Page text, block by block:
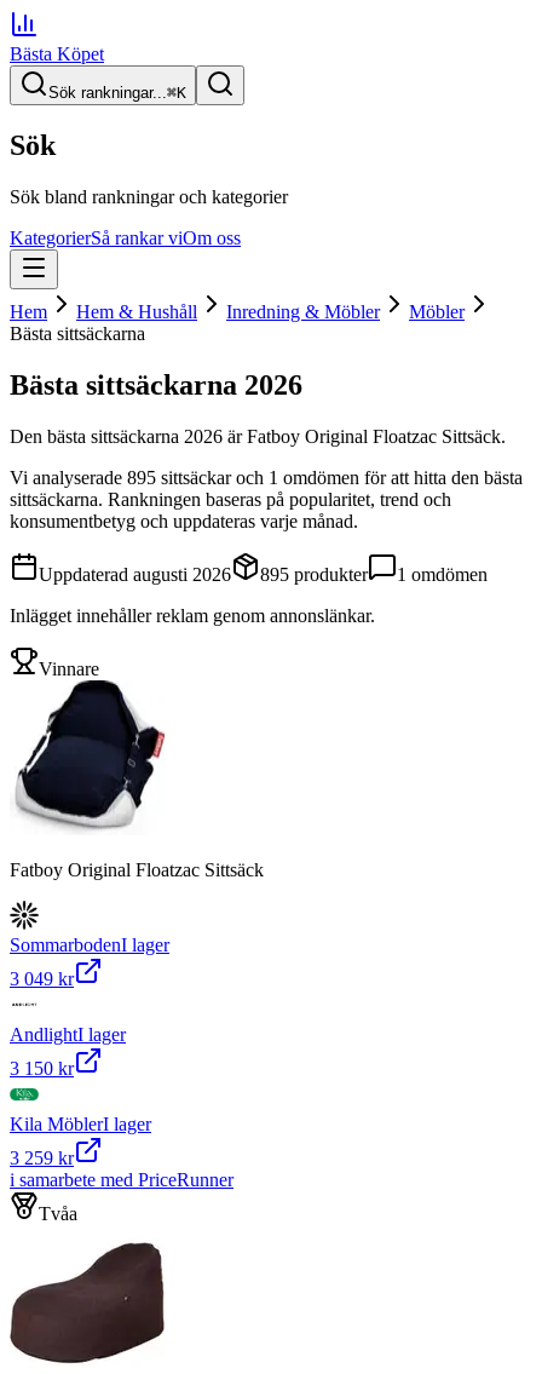
Bästa Köpet
Sök rankningar...⌘K
Sök
Sök bland rankningar och kategorier
KategorierSå rankar viOm oss
Hem Hem & Hushåll Inredning & Möbler
Möbler
Bästa sittsäckarna
Bästa sittsäckarna 2026
Den bästa sittsäckarna 2026 ärFatboy Original Floatzac Sittsäck.
Vi analyserade 895 sittsäckaroch 1 omdömen för att hitta den bästa
sittsäckarna. Rankningen baseras på popularitet, trend och
konsumentbetyg och uppdateras varje månad.
Uppdaterad augusti 2026 895 produkter 1 omdömen
Inlägget innehåller reklam genom annonslänkar.
Vinnare
Fatboy Original Floatzac Sittsäck
SommarbodenI lager
3 049 kr
AndlightI lager
3 150 kr
Kila MöblerI lager
3 259 kr
i samarbete med PriceRunner
Tvåa